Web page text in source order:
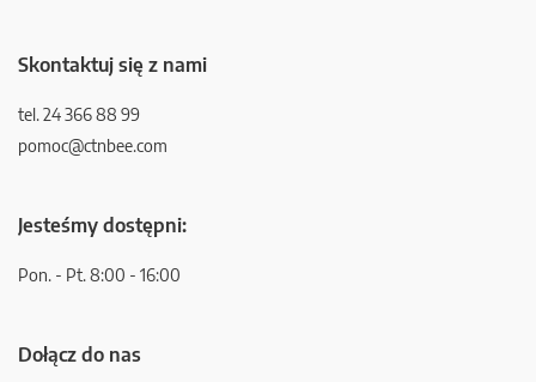
Skontaktuj się z nami
tel. 24 366 88 99
pomoc@ctnbee.com
Jesteśmy dostępni:
Pon. - Pt. 8:00 - 16:00
Dołącz do nas